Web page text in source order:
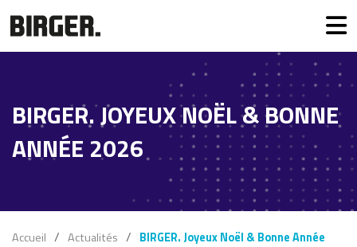
BIRGER. JOYEUX NOËL & BONNE
ANNÉE 2026
Accueil Actualités
BIRGER. Joyeux Noël & Bonne Année